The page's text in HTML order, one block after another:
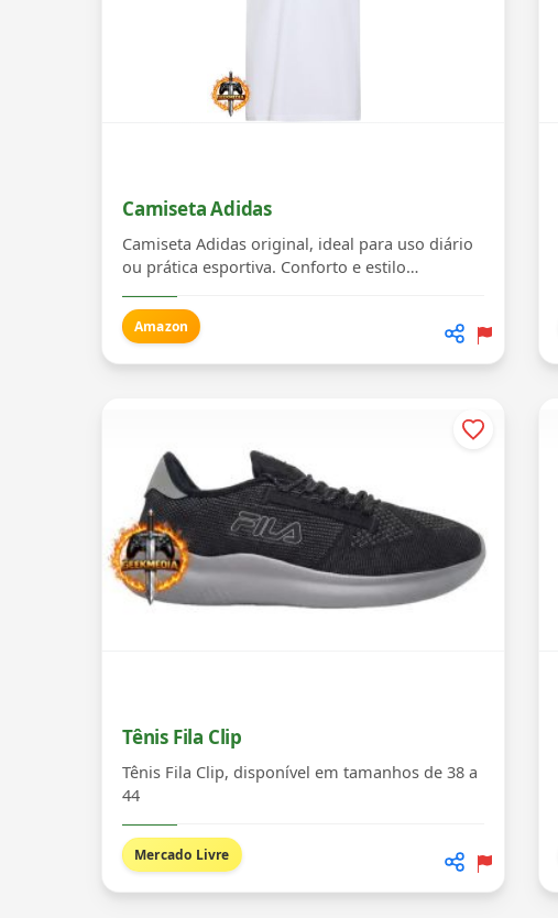
Camiseta Adidas
Camiseta Adidas original, ideal para uso diário
ou prática esportiva. Conforto e estilo
Amazon
Tênis Fila Clip
Tênis Fila Clip, disponível em tamanhos de 38 a
44
Mercado Livre